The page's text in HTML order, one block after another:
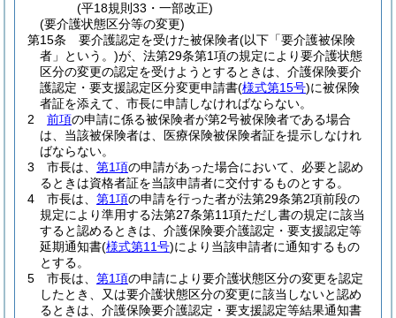
(平18規則33・一部改正)
(要介護状態区分等の変更)
第15条
要介護認定を受けた被保険者(以下「要介護被保険
者」という。)が、法第29条第1項の規定により要介護状態
区分の変更の認定を受けようとするときは、介護保険要介
護認定・要支援認定区分変更申請書(様式第15号)に被保険
者証を添えて、市長に申請しなければならない。
2
前項の申請に係る被保険者が第2号被保険者である場合
は、当該被保険者は、医療保険被保険者証を提示しなけれ
ばならない。
3
市長は、 第1項の申請があった場合において、必要と認め
るときは資格者証を当該申請者に交付するものとする。
4
市長は、 第1項の申請を行った者が法第29条第2項前段の
規定により準用する法第27条第11項ただし書の規定に該当
すると認めるときは、介護保険要介護認定・要支援認定等
延期通知書(様式第11号)により当該申請者に通知するもの
とする。
5
市長は、 第1項の申請により要介護状態区分の変更を認定
したとき、又は要介護状態区分の変更に該当しないと認め
るときは、介護保険要介護認定・要支援認定等結果通知書